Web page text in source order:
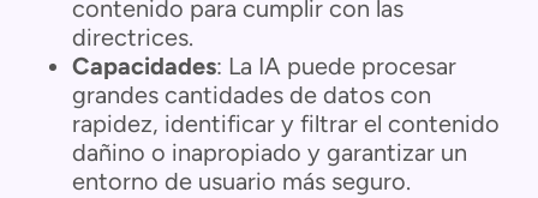
contenido para cumplir con las
directrices.
Capacidades: La IA puede procesar
grandes cantidades de datos con
rapidez, identificar y filtrar el contenido
dañino o inapropiado y garantizar un
entorno de usuario más seguro.